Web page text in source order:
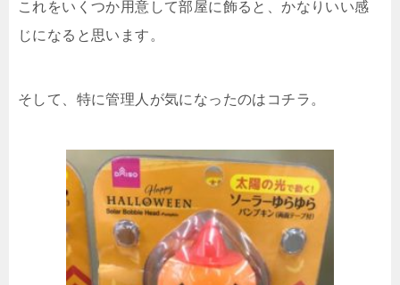
これをいくつか用意して部屋に飾ると、かなりいい感
じになると思います。
そして、特に管理人が気になったのはコチラ。